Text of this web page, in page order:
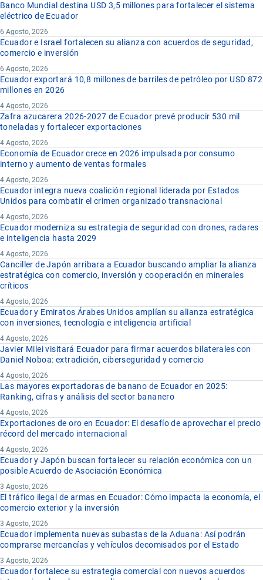
Banco Mundial destina USD 3,5 millones para fortalecer el sistema
eléctrico de Ecuador
6 Agosto, 2026
Ecuador e Israel fortalecen su alianza con acuerdos de seguridad,
comercio e inversión
6 Agosto, 2026
Ecuador exportará 10,8 millones de barriles de petróleo por USD 872
millones en 2026
4 Agosto, 2026
Zafra azucarera 2026-2027 de Ecuador prevé producir 530 mil
toneladas y fortalecer exportaciones
4 Agosto, 2026
Economía de Ecuador crece en 2026 impulsada por consumo
interno y aumento de ventas formales
4 Agosto, 2026
Ecuador integra nueva coalición regional liderada por Estados
Unidos para combatir el crimen organizado transnacional
4 Agosto, 2026
Ecuador moderniza su estrategia de seguridad con drones, radares
e inteligencia hasta 2029
4 Agosto, 2026
Canciller de Japón arribara a Ecuador buscando ampliar la alianza
estratégica con comercio, inversión y cooperación en minerales
críticos
4 Agosto, 2026
Ecuador y Emiratos Árabes Unidos amplían su alianza estratégica
con inversiones, tecnología e inteligencia artificial
4 Agosto, 2026
Javier Milei visitará Ecuador para firmar acuerdos bilaterales con
Daniel Noboa: extradición, ciberseguridad y comercio
4 Agosto, 2026
Las mayores exportadoras de banano de Ecuador en 2025:
Ranking, cifras y análisis del sector bananero
4 Agosto, 2026
Exportaciones de oro en Ecuador: El desafío de aprovechar el precio
récord del mercado internacional
4 Agosto, 2026
Ecuador y Japón buscan fortalecer su relación económica con un
posible Acuerdo de Asociación Económica
3 Agosto, 2026
El tráfico ilegal de armas en Ecuador: Cómo impacta la economía, el
comercio exterior y la inversión
3 Agosto, 2026
Ecuador implementa nuevas subastas de la Aduana: Así podrán
comprarse mercancías y vehículos decomisados por el Estado
3 Agosto, 2026
Ecuador fortalece su estrategia comercial con nuevos acuerdos